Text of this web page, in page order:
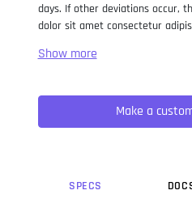
days. If other deviations occur,
dolor sit amet consectetur
when an unknown printer took a
not only five centuries, but also
typesetting, remaining
popularised in the 1960s with
Make a
SPECS DOC